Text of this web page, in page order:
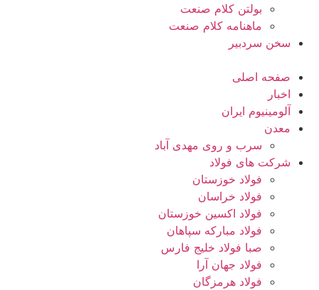
بولتن کلام صنعت
ماهنامه کلام صنعت
سخن سردبیر
صفحه اصلی
اخبار
آلومینیوم ایران
معدن
سرب و روی مهدی آباد
شرکت های فولاد
فولاد خوزستان
فولاد خراسان
فولاد اکسین خوزستان
فولاد مبارکه سپاهان
صبا فولاد خلیج فارس
فولاد جهان آرا
فولاد هرمزگان